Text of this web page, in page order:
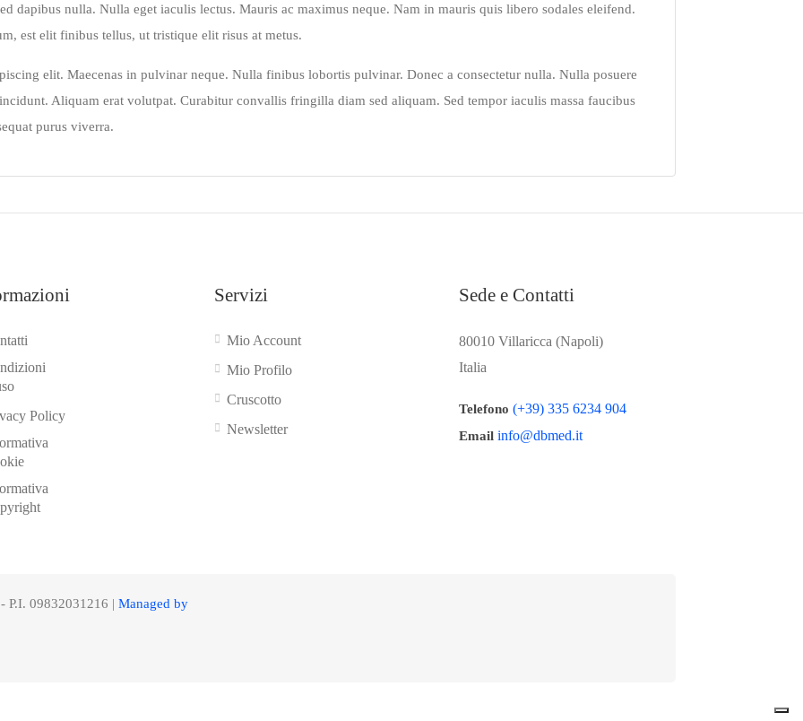
dapibus nulla. Nulla eget iaculis lectus. Mauris ac maximus neque. Nam in mauris quis libero sodales eleifend.
est elit finibus tellus, ut tristique elit risus at metus.
elit. Maecenas in pulvinar neque. Nulla finibus lobortis pulvinar. Donec a consectetur nulla. Nulla posuere
Aliquam erat volutpat. Curabitur convallis fringilla diam sed aliquam. Sed tempor iaculis massa faucibus
purus viverra.
Policy
Servizi
Mio Account
Mio Profilo
Cruscotto
Newsletter
Sede e Contatti
80010 Villaricca (Napoli)
Italia
Telefono (+39) 335 6234 904
Email info@dbmed.it
P.I. 09832031216 | Managed by